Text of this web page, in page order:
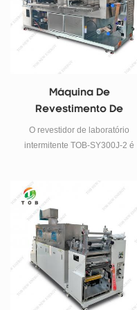
Máquina De
Revestimento De
Eletrodos De Bateria De
Íons De Sódio
O revestidor de laboratório
intermitente TOB-SY300J-2 é
pode ser contínua e intermitente,
adequada para processos de
revestimento de baterias de íons
de sódio e baterias de íons de
lítio.